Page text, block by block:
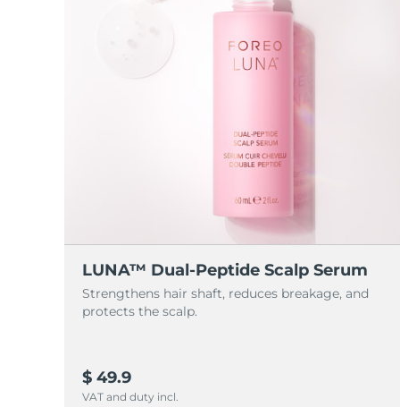
LUNA™ Dual-Peptide Scalp Serum
Strengthens hair shaft, reduces breakage, and
protects the scalp.
$ 49.9
VAT and duty incl.